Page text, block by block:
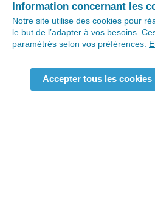
Information concernant les
Notre site utilise des cookies pour
le but de l’adapter à vos besoins.
paramétrés selon vos préférences.
Accepter tous les cookies